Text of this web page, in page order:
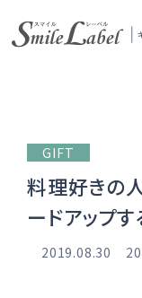
GIFT
料理好きの
ードアップ
2019.08.30